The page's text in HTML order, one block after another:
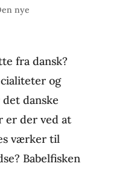
nye
fra dansk?
og
danske
er der ved at
værker til
Babelfisken